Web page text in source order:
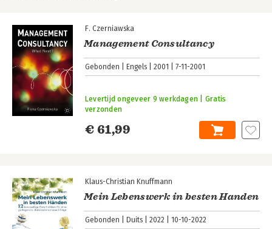
F. Czerniawska
Management Consultancy
Gebonden Engels 2001 7-11-2001
€ 61,99
Levertijd ongeveer 9 werkdagen | Gratis
verzonden
Klaus-Christian Knuffmann
Mein Lebenswerk in besten Handen
Gebonden Duits 2022 10-10-2022